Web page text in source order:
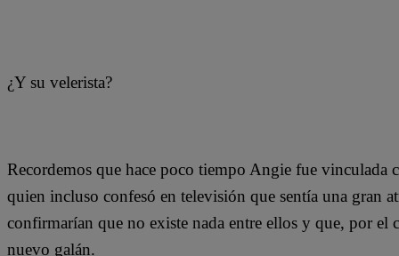
¿Y su velerista?
Recordemos que hace poco tiempo Angie fue vinculada
quien incluso confesó en televisión que sentía una gran
confirmarían que no existe nada entre ellos y que, por
nuevo galán.